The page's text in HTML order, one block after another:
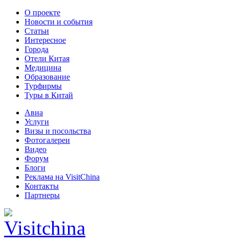
О проекте
Новости и события
Статьи
Интересное
Города
Отели Китая
Медицина
Образование
Турфирмы
Туры в Китай
Авиа
Услуги
Визы и посольства
Фотогалереи
Видео
Форум
Блоги
Реклама на VisitChina
Контакты
Партнеры